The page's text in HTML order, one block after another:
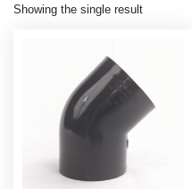
Showing the single result